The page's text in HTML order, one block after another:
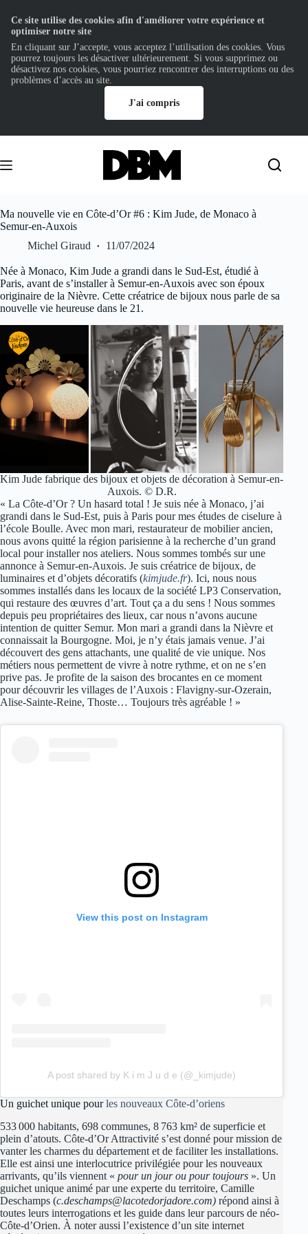
contenu
Ma nouvelle vie en Côte-d’Or #6 : Kim Jude, de Monaco à
Semur-en-Auxois
Michel Giraud
11/07/2024
Née à Monaco, Kim Jude a grandi dans le Sud-Est, étudié à
Paris, avant de s’installer à Semur-en-Auxois avec son époux
originaire de la Nièvre. Cette créatrice de bijoux nous parle de sa
nouvelle vie heureuse dans le 21.
Kim Jude fabrique des bijoux et objets de décoration à Semur-en-
Auxois. © D.R.
« La Côte-d’Or ? Un hasard total ! Je suis née à Monaco, j’ai
grandi dans le Sud-Est, puis à Paris pour mes études de ciselure à
l’école Boulle. Avec mon mari, restaurateur de mobilier ancien,
nous avons quitté la région parisienne à la recherche d’un grand
local pour installer nos ateliers. Nous sommes tombés sur une
annonce à Semur-en-Auxois. Je suis créatrice de bijoux, de
luminaires et d’objets décoratifs (kimjude.fr). Ici, nous nous
sommes installés dans les locaux de la société LP3 Conservation,
qui restaure des œuvres d’art. Tout ça a du sens ! Nous sommes
depuis peu propriétaires des lieux, car nous n’avons aucune
intention de quitter Semur. Mon mari a grandi dans la Nièvre et
connaissait la Bourgogne. Moi, je n’y étais jamais venue. J’ai
découvert des gens attachants, une qualité de vie unique. Nos
métiers nous permettent de vivre à notre rythme, et on ne s’en
prive pas. Je profite de la saison des brocantes en ce moment
pour découvrir les villages de l’Auxois : Flavigny-sur-Ozerain,
Alise-Sainte-Reine, Thoste… Toujours très agréable ! »
View this post on Instagram
A post shared by K i m J u d e (@_kimjude)
Un guichet unique pourles nouveaux Côte-d’oriens
533 000 habitants, 698 communes, 8 763 km² de superficie et
plein d’atouts. Côte-d’Or Attractivité s’est donné pour mission de
vanter les charmes du département et de faciliter les installations.
Elle est ainsi une interlocutrice privilégiée pour les nouveaux
arrivants, qu’ils viennent « pour un jour ou pour toujours ». Un
guichet unique animé par une experte du territoire, Camille
Deschamps (c.deschamps@lacotedorjadore.com) répond ainsi à
toutes leurs interrogations et les guide dans leur parcours de néo-
Côte-d’Orien. À noter aussi l’existence d’un site internet
Ce site utilise des cookies afin d'améliorer votre expérience et
optimiser notre site
En cliquant sur J’accepte, vous acceptez l’utilisation des cookies. Vous
pourrez toujours les désactiver ultérieurement. Si vous supprimez ou
désactivez nos cookies, vous pourriez rencontrer des interruptions ou des
problèmes d’accès au site.
J'ai compris